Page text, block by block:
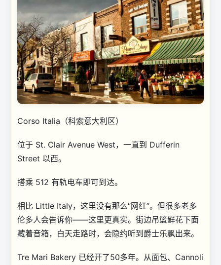
Corso Italia（科索意大利区）
位于 St. Clair Avenue West，一直到 Dufferin
Street 以西。
搭乘 512 有轨电车即可到达。
相比 Little Italy，这里没有那么“网红”。但很多老多
伦多人会告诉你——这里更真实。街边吊篮鲜花下面
藏着音箱，白天走路时，会隐约听到爵士乐飘出来。
Tre Mari Bakery 已经开了50多年。从面包、Cannoli